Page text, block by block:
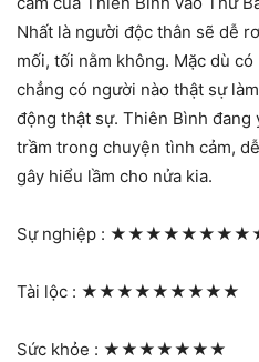
Nhất là người độc thân sẽ dễ
mối, tối nằm không. Mặc dù
chẳng có người nào thật sự
động thật sự. Thiên Bình đang
trầm trong chuyện tình cảm,
gây hiểu lầm cho nửa kia.
Sự nghiệp :
Tài lộc : ★★★★★★★★★
Sức khỏe : ★★★★★★★